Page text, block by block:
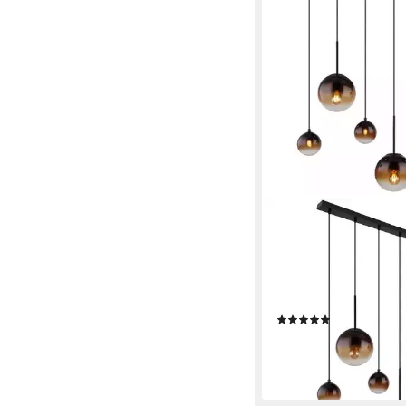
GLOBO LIGHTING
Hängeleuchte,
lieferbar - in 3-4